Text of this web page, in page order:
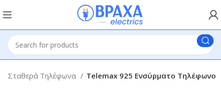
Σταθερά Τηλέφωνα Telemax 925 Ενσύρματο Τηλέφωνο